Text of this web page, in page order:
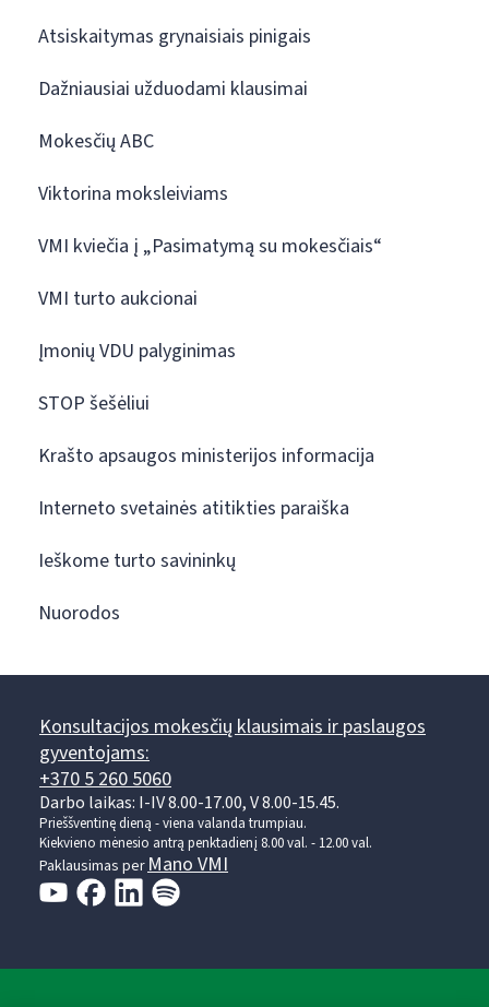
Atsiskaitymas grynaisiais pinigais
Dažniausiai užduodami klausimai
Mokesčių ABC
Viktorina moksleiviams
VMI kviečia į „Pasimatymą su mokesčiais“
VMI turto aukcionai
Įmonių VDU palyginimas
STOP šešėliui
Krašto apsaugos ministerijos informacija
Interneto svetainės atitikties paraiška
Ieškome turto savininkų
Nuorodos
Konsultacijos mokesčių klausimais ir paslaugos
gyventojams:
+370 5 260 5060
Darbo laikas: I-IV 8.00-17.00, V 8.00-15.45.
Prieššventinę dieną - viena valanda trumpiau.
Kiekvieno mėnesio antrą penktadienį 8.00 val. - 12.00 val.
Paklausimas per Mano VMI